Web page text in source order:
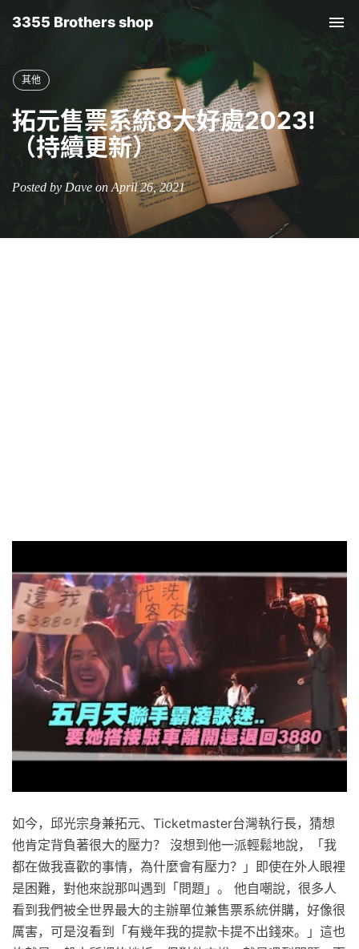
3355 Brothers shop
其他
拓元售票系統8大好處2023!
（持續更新）
Posted by Dave on April 26, 2021
如今，邱光宗身兼拓元、Ticketmaster台灣執行長，猜想
他肯定背負著很大的壓力？ 沒想到他一派輕鬆地說，「我
都在做我喜歡的事情，為什麼會有壓力？」即使在外人眼裡
是困難，對他來說那叫遇到「問題」。 他自嘲說，很多人
看到我們被全世界最大的主辦單位兼售票系統併購，好像很
厲害，可是沒看到「有幾年我的提款卡提不出錢來。」這也